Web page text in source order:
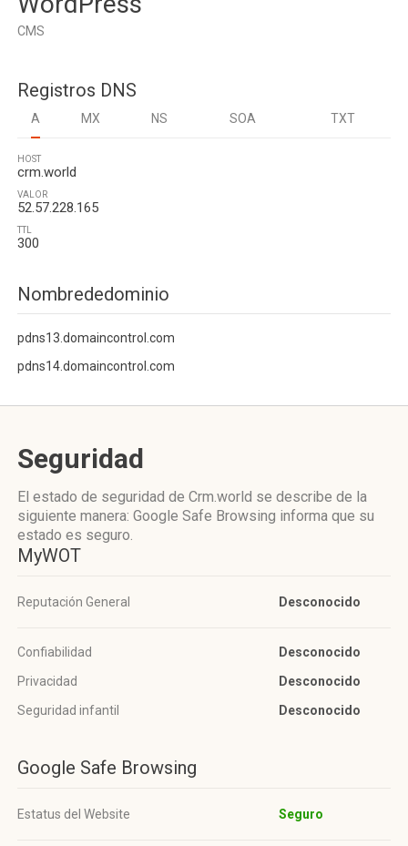
CMS
Registros DNS
A MX NS SOA TXT
HOST
crm.world
VALOR
52.57.228.165
TTL
300
Nombrededominio
pdns13.domaincontrol.com
pdns14.domaincontrol.com
Seguridad
El estado de seguridad de Crm.world se describe de la
siguiente manera: Google Safe Browsing informa que su
estado es seguro.
MyWOT
Reputación General Desconocido
Confiabilidad
Desconocido
Privacidad
Desconocido
Seguridad infantil
Desconocido
Google Safe Browsing
Estatus del Website Seguro